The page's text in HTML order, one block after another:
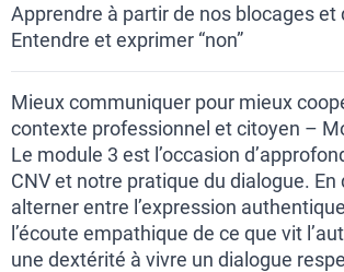
Apprendre à partir de nos blocages
Entendre et exprimer “non”
Mieux communiquer pour mieux
contexte professionnel et citoyen –
Le module 3 est l’occasion
CNV et notre pratique du dialogue.
alterner entre l’expression
l’écoute empathique de ce que vit
une dextérité à vivre un dialogue